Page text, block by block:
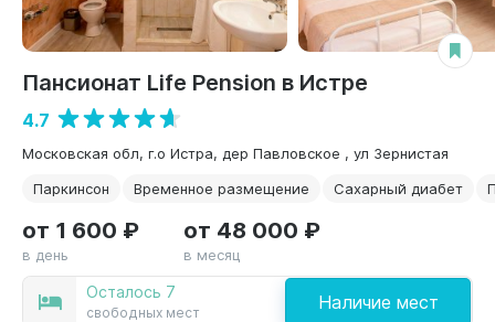
Пансионат Life Pension в Истре
4.7
Московская обл, г.о Истра, дер Павловское , ул Зернистая
Паркинсон
Временное размещение Сахарный диабет
Осталось 7
свободных мест Наличие мест
от 1 600 ₽
в день
от 48 000 ₽
в месяц